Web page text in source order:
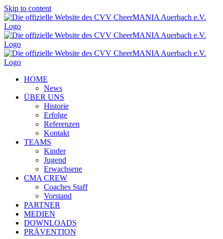
Skip to content
HOME
News
ÜBER UNS
Historie
Erfolge
Referenzen
Kontakt
TEAMS
Kinder
Jugend
Erwachsene
CMA CREW
Coaches Staff
Vorstand
PARTNER
MEDIEN
DOWNLOADS
PRÄVENTION